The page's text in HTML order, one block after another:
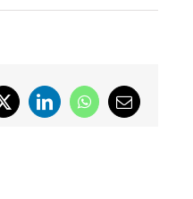
X LinkedInWhatsApp
Email